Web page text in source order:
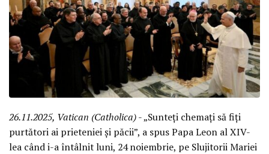
26.11.2025, Vatican (Catholica)- „Sunteți chemați să fiți
purtători ai prieteniei și păcii”, a spus Papa Leon al XIV-
lea când i-a întâlnit luni, 24 noiembrie, pe Slujitorii Mariei